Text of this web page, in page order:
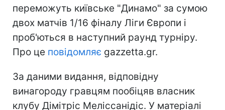
переможуть київське "Динамо" за сумою
двох матчів 1/16 фіналу Ліги Європи і
проб'ються в наступний раунд турніру.
Про це повідомляє gazzetta.gr.
За даними видання, відповідну
винагороду гравцям пообіцяв власник
клубу Дімітріс Меліссанідіс. У матеріалі